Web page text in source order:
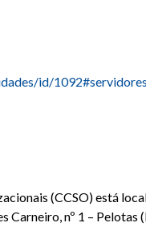
id/1092#servidores
(CCSO) está
Carneiro, nº 1 – Pelotas